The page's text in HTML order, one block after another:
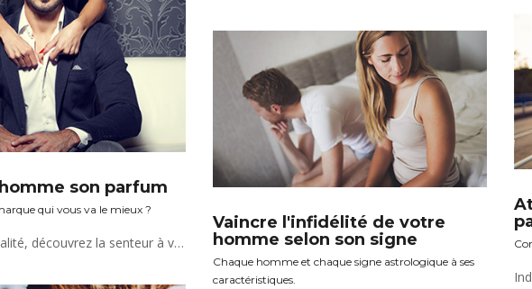
son parfum
qui vous va le mieux ?
Virilité et sensualité, découvrez la senteur à votre signe !
Vaincre l'infidélité de votre
homme selon son signe
Chaque homme et chaque signe astrologique à ses
caractéristiques.